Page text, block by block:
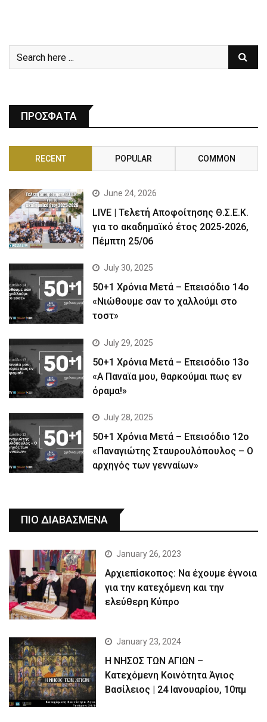
ΠΡΟΣΦΑΤΑ
RECENT POPULAR COMMON
June 24, 2026
LIVE | Τελετή Αποφοίτησης Θ.Σ.Ε.Κ.
για το ακαδημαϊκό έτος 2025-2026,
Πέμπτη 25/06
July 30, 2025
50+1 Χρόνια Μετά – Επεισόδιο 14ο
«Νιώθουμε σαν το χαλλούμι στο
τοστ»
July 29, 2025
50+1 Χρόνια Μετά – Επεισόδιο 13ο
«Α Παναϊα μου, θαρκούμαι πως εν
όραμα!»
July 28, 2025
50+1 Χρόνια Μετά – Επεισόδιο 12ο
«Παναγιώτης Σταυρουλόπουλος – Ο
αρχηγός των γενναίων»
ΠΙΟ ΔΙΑΒΑΣΜΕΝΑ
January 26, 2023
Αρχιεπίσκοπος: Να έχουμε έγνοια
για την κατεχόμενη και την
ελεύθερη Κύπρο
January 23, 2024
Η ΝΗΣΟΣ ΤΩΝ ΑΓΙΩΝ –
Κατεχόμενη Κοινότητα Άγιος
Βασίλειος | 24 Ιανουαρίου, 10πμ